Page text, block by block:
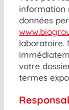
information
données
laboratoire.
votre
termes